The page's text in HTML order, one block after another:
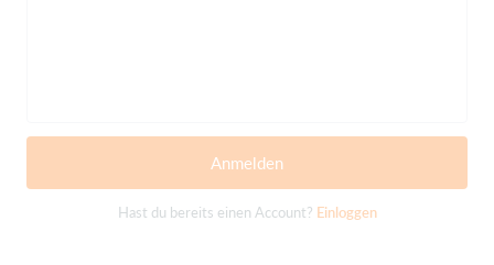
Anmelden
Hast du bereits einen Account? Einloggen